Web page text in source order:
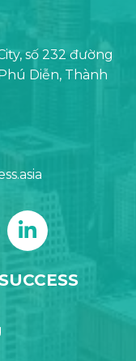
số 232 đường
Diễn, Thành